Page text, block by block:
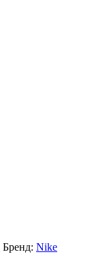
Бренд: Nike